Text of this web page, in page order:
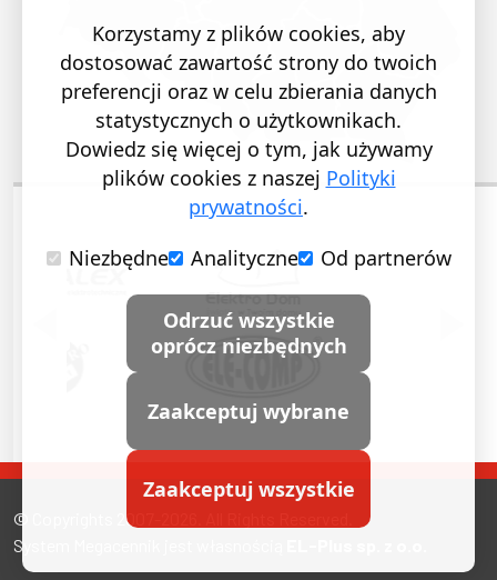
POPRZEDNI SLAJD
© Copyrights 2007-2026. All Rights Reserved.
System Megacennik jest własnością
Korzystamy z plików cookies, aby
dostosować zawartość strony do twoich
preferencji oraz w celu zbierania danych
statystycznych o użytkownikach.
Dowiedz się więcej o tym, jak używamy
plików cookies z naszej Polityki
prywatności.
Niezbędne
Analityczne Od partnerów
Odrzuć wszystkie
oprócz niezbędnych
Zaakceptuj wybrane
Zaakceptuj wszystkie